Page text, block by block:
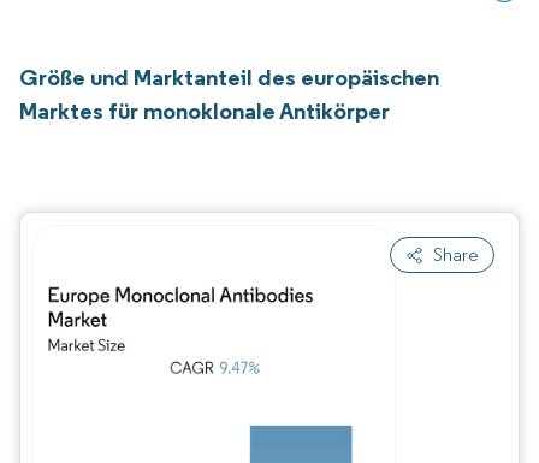
Größe und Marktanteil des europäischen
Marktes für monoklonale Antikörper
Share